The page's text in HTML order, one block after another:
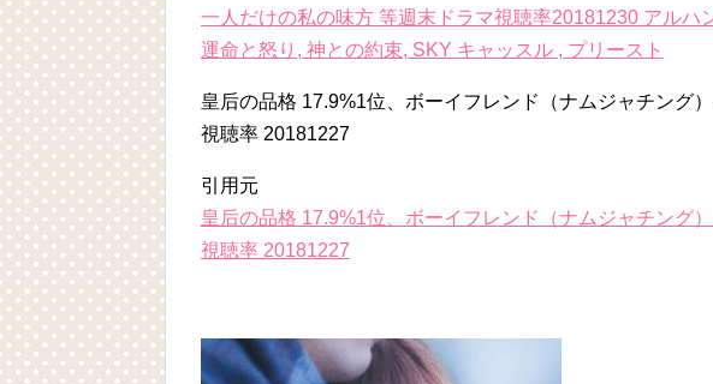
一人だけの私の味方 等週末ドラマ視聴率20181230 アルハ
運命と怒り, 神との約束, SKY キャッスル , プリースト
皇后の品格 17.9%1位、ボーイフレンド（ナムジャチング
視聴率 20181227
引用元
皇后の品格 17.9%1位、ボーイフレンド（ナムジャチング
視聴率 20181227